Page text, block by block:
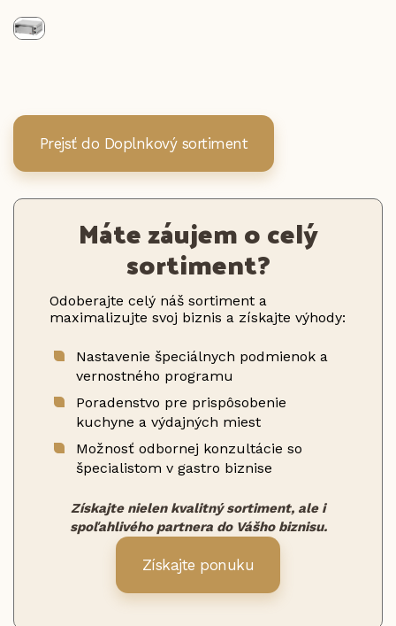
Prejsť do Doplnkový sortiment
Máte záujem o celý
sortiment?
Odoberajte celý náš sortiment a
maximalizujte svoj biznis a získajte výhody:
Nastavenie špeciálnych podmienok a
vernostného programu
Poradenstvo pre prispôsobenie
kuchyne a výdajných miest
Možnosť odbornej konzultácie so
špecialistom v gastro biznise
Získajte nielen kvalitný sortiment, ale i
spoľahlivého partnera do Vášho biznisu.
Získajte ponuku